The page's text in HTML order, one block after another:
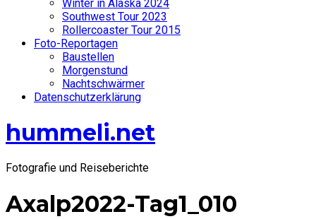
Winter in Alaska 2024
Southwest Tour 2023
Rollercoaster Tour 2015
Foto-Reportagen
Baustellen
Morgenstund
Nachtschwärmer
Datenschutzerklärung
hummeli.net
Fotografie und Reiseberichte
Axalp2022-Tag1_010